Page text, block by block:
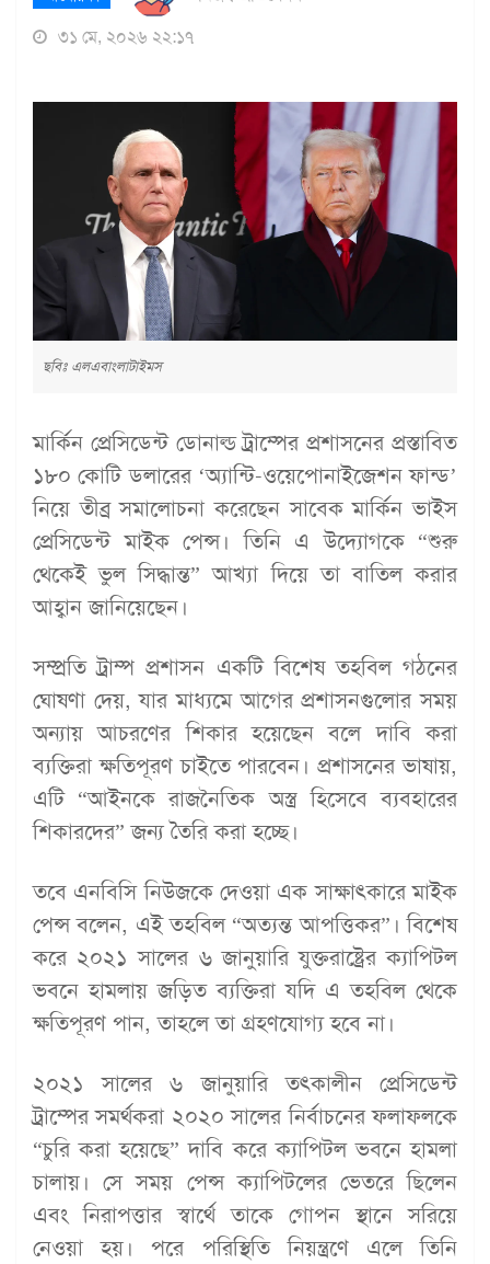
৩১ মে, ২০২৬ ২২:১৭
ছবিঃ এলএবাংলাটাইমস
মার্কিন প্রেসিডেন্ট ডোনাল্ড ট্রাম্পের প্রশাসনের প্রস্তাবিত
১৮০ কোটি ডলারের ‘অ্যান্টি-ওয়েপোনাইজেশন ফান্ড’
নিয়ে তীব্র সমালোচনা করেছেন সাবেক মার্কিন ভাইস
প্রেসিডেন্ট মাইক পেন্স। তিনি এ উদ্যোগকে “শুরু
থেকেই ভুল সিদ্ধান্ত” আখ্যা দিয়ে তা বাতিল করার
আহ্বান জানিয়েছেন।
সম্প্রতি ট্রাম্প প্রশাসন একটি বিশেষ তহবিল গঠনের
ঘোষণা দেয়, যার মাধ্যমে আগের প্রশাসনগুলোর সময়
অন্যায় আচরণের শিকার হয়েছেন বলে দাবি করা
ব্যক্তিরা ক্ষতিপূরণ চাইতে পারবেন। প্রশাসনের ভাষায়,
এটি “আইনকে রাজনৈতিক অস্ত্র হিসেবে ব্যবহারের
শিকারদের” জন্য তৈরি করা হচ্ছে।
তবে এনবিসি নিউজকে দেওয়া এক সাক্ষাৎকারে মাইক
পেন্স বলেন, এই তহবিল “অত্যন্ত আপত্তিকর”। বিশেষ
করে ২০২১ সালের ৬ জানুয়ারি যুক্তরাষ্ট্রের ক্যাপিটল
ভবনে হামলায় জড়িত ব্যক্তিরা যদি এ তহবিল থেকে
ক্ষতিপূরণ পান, তাহলে তা গ্রহণযোগ্য হবে না।
২০২১ সালের ৬ জানুয়ারি তৎকালীন প্রেসিডেন্ট
ট্রাম্পের সমর্থকরা ২০২০ সালের নির্বাচনের ফলাফলকে
“চুরি করা হয়েছে” দাবি করে ক্যাপিটল ভবনে হামলা
চালায়। সে সময় পেন্স ক্যাপিটলের ভেতরে ছিলেন
এবং নিরাপত্তার স্বার্থে তাকে গোপন স্থানে সরিয়ে
নেওয়া হয়। পরে পরিস্থিতি নিয়ন্ত্রণে এলে তিনি